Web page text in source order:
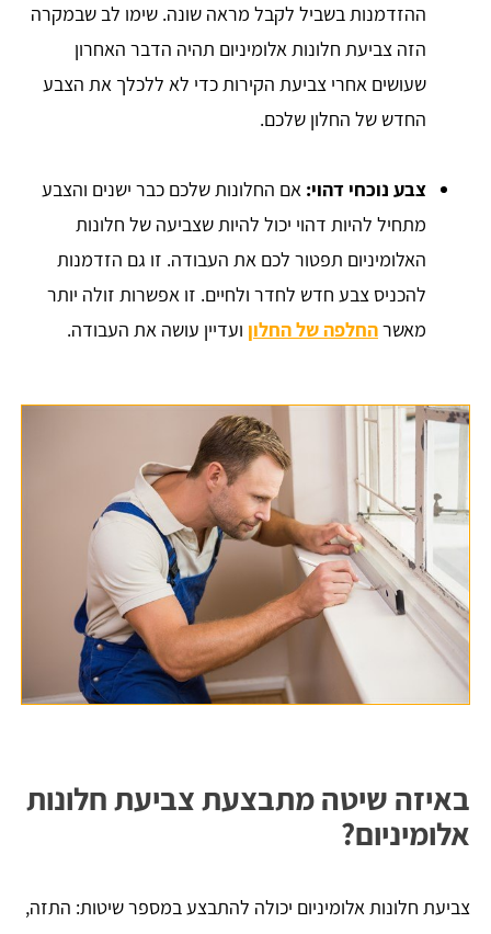
ההזדמנות בשביל לקבל מראה שונה. שימו לב שבמקרה
הזה צביעת חלונות אלומיניום תהיה הדבר האחרון
שעושים אחרי צביעת הקירות כדי לא ללכלך את הצבע
החדש של החלון שלכם.
צבע נוכחי דהוי: אם החלונות שלכם כבר ישנים והצבע
מתחיל להיות דהוי יכול להיות שצביעה של חלונות
האלומיניום תפטור לכם את העבודה. זו גם הזדמנות
להכניס צבע חדש לחדר ולחיים. זו אפשרות זולה יותר
מאשרהחלפה של החלון ועדיין עושה את העבודה.
באיזה שיטה מתבצעת צביעת חלונות
אלומיניום?
צביעת חלונות אלומיניום יכולה להתבצע במספר שיטות: התזה,